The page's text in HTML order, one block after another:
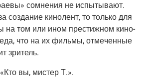
сомне­ния не испы­ты­ва­ют.
созда­ние кино­лент, то толь­ко для
на том или ином пре­стиж­ном кино­
что на их филь­мы, отме­чен­ные
зритель.
«Кто вы, мистер Т.».